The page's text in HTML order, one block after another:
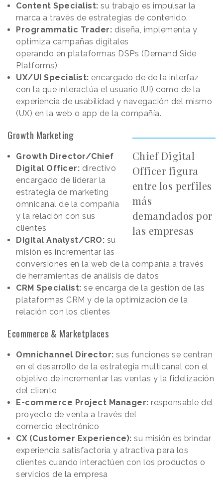
Content Specialist: su trabajo es impulsar la
marca a través de estrategias de contenido.
Programmatic Trader: diseña, implementa y
optimiza campañas digitales
operando en plataformas DSPs (Demand Side
Platforms).
UX/UI Specialist: encargado de de la interfaz
con la que interactúa el usuario (UI) como de la
experiencia de usabilidad y navegación del mismo
(UX) en la web o app de la compañía.
Chief Digital
Officer figura
entre los perfiles
más
demandados por
las empresas
Growth Marketing
Growth Director/Chief
Digital Officer: directivo
encargado de liderar la
estrategia de marketing
omnicanal de la compañía
y la relación con sus
clientes
Digital Analyst/CRO: su
misión es incrementar las
conversiones en la web de la compañía a través
de herramientas de análisis de datos
CRM Specialist: se encarga de la gestión de las
plataformas CRM y de la optimización de la
relación con los clientes
Ecommerce & Marketplaces
Omnichannel Director: sus funciones se centran
en el desarrollo de la estrategia multicanal con el
objetivo de incrementar las ventas y la fidelización
del cliente
E-commerce Project Manager: responsable del
proyecto de venta a través del
comercio electrónico
CX (Customer Experience): su misión es brindar
experiencia satisfactoria y atractiva para los
clientes cuando interactúen con los productos o
servicios de la empresa